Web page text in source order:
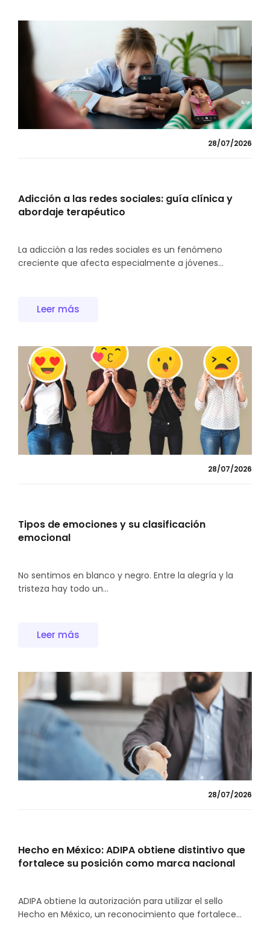
28/07/2026
Adicción a las redes sociales: guía clínica y
abordaje terapéutico
La adicción a las redes sociales es un fenómeno
creciente que afecta especialmente a jóvenes...
Leer más
28/07/2026
Tipos de emociones y su clasificación
emocional
No sentimos en blanco y negro. Entre la alegría y la
tristeza hay todo un...
Leer más
28/07/2026
Hecho en México: ADIPA obtiene distintivo que
fortalece su posición como marca nacional
ADIPA obtiene la autorización para utilizar el sello
Hecho en México, un reconocimiento que fortalece...